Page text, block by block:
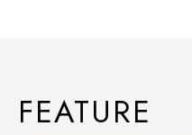
FEATURE